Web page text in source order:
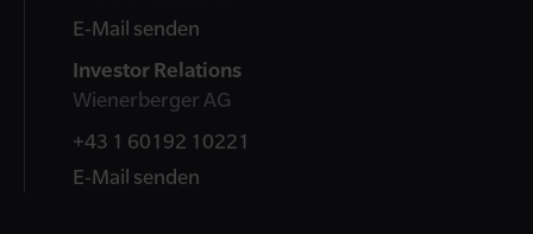
E-Mail senden
Investor Relations
Wienerberger AG
+43 1 60192 10221
E-Mail senden